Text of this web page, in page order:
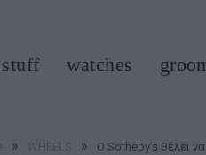
watches
» » Ο Sotheby’s θέλει